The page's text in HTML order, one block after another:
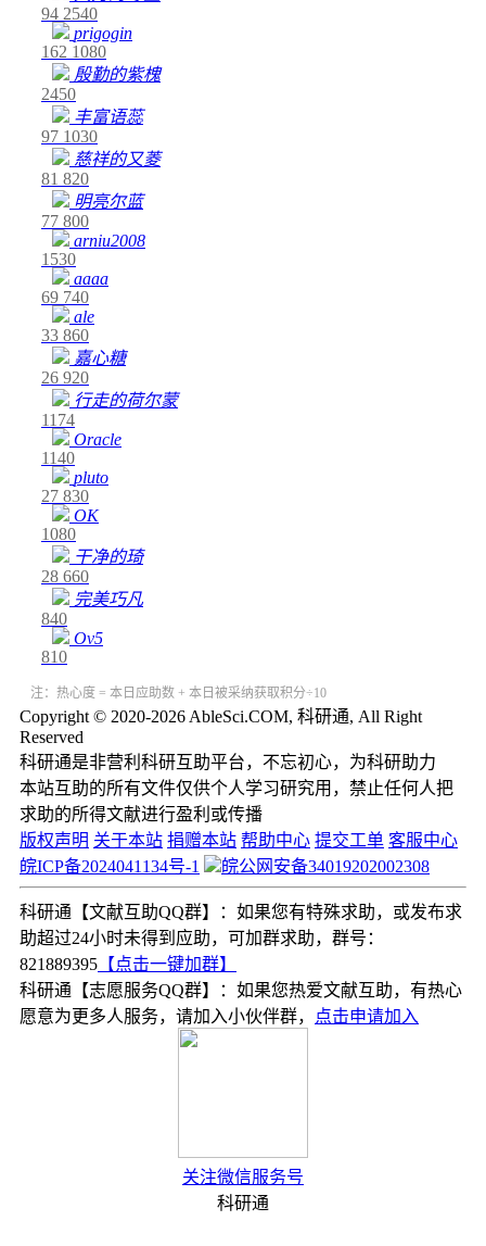
94 2540
prigogin
162 1080
殷勤的紫槐
2450
丰富语蕊
97 1030
慈祥的又菱
81 820
明亮尔蓝
77 800
arniu2008
1530
aaaa
69 740
ale
33 860
嘉心糖
26 920
行走的荷尔蒙
1174
Oracle
1140
pluto
27 830
OK
1080
干净的琦
28 660
完美巧凡
840
Ov5
810
注：热心度 = 本日应助数 + 本日被采纳获取积分÷10
Copyright © 2020-2026 AbleSci.COM, 科研通, All Right
Reserved
科研通是非营利科研互助平台，不忘初心，为科研助力
本站互助的所有文件仅供个人学习研究用，禁止任何人把
求助的所得文献进行盈利或传播
版权声明 关于本站 捐赠本站 帮助中心 提交工单 客服中心
皖ICP备2024041134号-1
皖公网安备34019202002308
科研通【文献互助QQ群】：如果您有特殊求助，或发布求
助超过24小时未得到应助，可加群求助，群号：
821889395 【点击一键加群】
科研通【志愿服务QQ群】：如果您热爱文献互助，有热心
愿意为更多人服务，请加入小伙伴群，
点击申请加入
关注微信服务号
科研通